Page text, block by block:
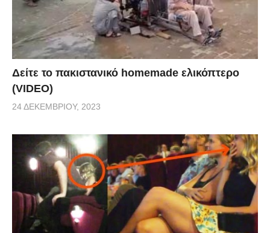
Δείτε το πακιστανικό homemade ελικόπτερο
(VIDEO)
24 ΔΕΚΕΜΒΡΊΟΥ, 2023